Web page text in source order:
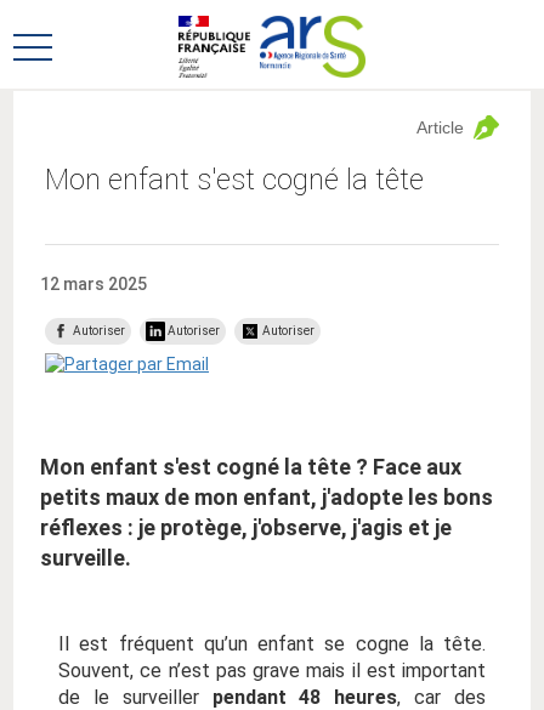
au
menu
au
contenu
Ouvrir
Mon enfant s'est cogné la tête
Article
12 mars 2025
Autoriser Autoriser Autoriser
Mon enfant s'est cogné la tête ? Face aux
petits maux de mon enfant, j'adopte les bons
réflexes : je protège, j'observe, j'agis et je
surveille.
Il est fréquent qu’un enfant se cogne la tête.
Souvent, ce n’est pas grave mais il est important
de le surveiller pendant 48 heures, car des